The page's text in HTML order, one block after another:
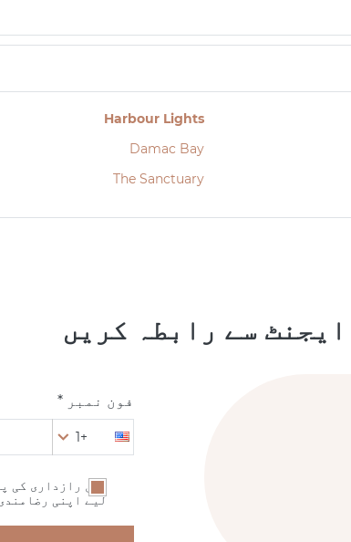
Harbour Lights
Damac Bay
The Sanctuary
ایجنٹ سے رابطہ کریں
فون نمبر *
+1
میں رازداری کی
لیے اپنی